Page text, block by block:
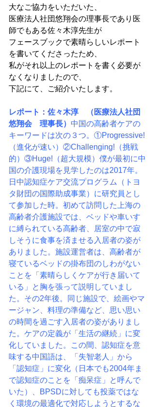
大なご協力をいただいた、
医療法人社団悠翔会の理事長であり医
師でもある佐々木淳先生が
フェースブックで素晴らしいレポート
を書いてくださったため、
私がそれ以上のレポートを書く必要が
なくなりましたので、
下記にて、ご紹介いたします。
レポート：佐々木淳　（医療法人社団
悠翔会　理事長） 中国の高齢者ケアの
キーワードは次の３つ。 ①Progressive!
（進化が速い） ②Challenging!（挑戦
的） ③Huge!（超大規模） 僕が最初に中
国の介護現場を見学したのは2017年。
日中認知症ケア交流プログラム（トヨ
タ財団の国際助成事業）に研究員とし
て参加した時。 初めて訪問した上海の
高齢者介護施設では、ベッドや車いす
に縛られている高齢者、
居室の中で寂
しそうに食事を済ませる入居者の姿が
ありました。 施設運営者は、高齢者が
寝ているベッドの掛布団のしわがない
ことを 「素晴らしくケアが行き届いて
いる」と胸を張って説明していまし
た。 その2年後。同じ施設で、絵画やマ
ージャン、料理の準備など、 思い思い
の時間を過ごす入居者の姿がありまし
た。 ケアの定義が「生活の継続」に変
化していました。
この間、認知症を意
味する中国語は、
「失智老人」から
「認知症」に変化（日本でも2004年ま
で認知症のことを「痴呆症」と呼んで
いた）、BPSDに対しても投薬ではな
く環境の最適化で対応しようとするな